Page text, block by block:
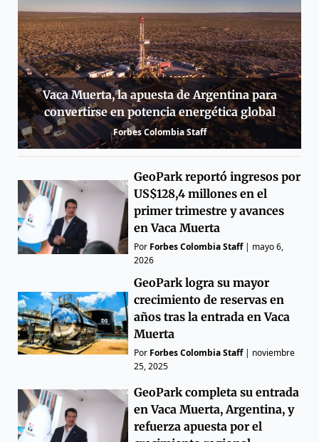
Vaca Muerta, la apuesta de Argentina para
convertirse en potencia energética global
Forbes Colombia Staff
GeoPark reportó ingresos por
US$128,4 millones en el
primer trimestre y avances
en Vaca Muerta
Por Forbes Colombia Staff| mayo 6,
2026
GeoPark logra su mayor
crecimiento de reservas en
años tras la entrada en Vaca
Muerta
Por Forbes Colombia Staff| noviembre
25, 2025
GeoPark completa su entrada
en Vaca Muerta, Argentina, y
refuerza apuesta por el